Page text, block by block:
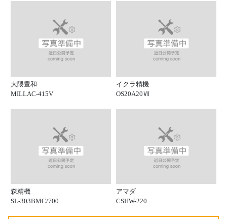
大隈豊和
MILLAC-415V
イクラ精機
OS20A20Ⅶ
森精機
SL-303BMC/700
アマダ
CSHW-220